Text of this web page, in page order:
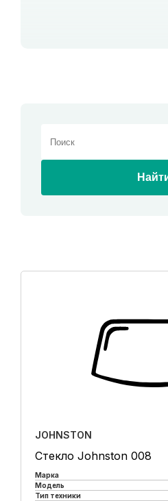
JOHNSTON
Стекло Johnston 008
Марка
Модель
Тип техники